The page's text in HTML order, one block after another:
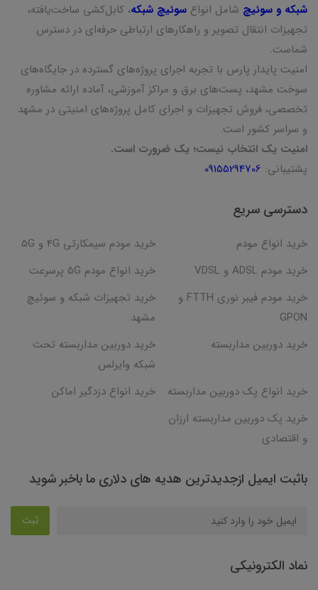
شبکه و سوئیچ شامل انواع سوئیچ شبکه، کابل‌کشی ساخت‌یافته،
تجهیزات انتقال تصویر و راهکارهای ارتباطی حرفه‌ای در دسترس
شماست.
امنیت پایدار پارس با تجربه اجرای پروژه‌های گسترده در جایگاه‌های
سوخت مشهد، پست‌های برق و مراکز آموزشی، آماده ارائه مشاوره
تخصصی، فروش تجهیزات و اجرای کامل پروژه‌های امنیتی در مشهد
و سراسر کشور است.
امنیت یک انتخاب نیست؛ یک ضرورت است.
پشتیبانی: 09155294706
دسترسی سریع
خرید انواع مودم
خرید مودم سیمکارتی 4G و 5G
خرید مودم ADSL و VDSL
خرید انواع مودم 5G پرسرعت
خرید مودم فیبر نوری FTTH و
GPON
خرید تجهیزات شبکه و سوئیچ
مشهد
خرید دوربین مداربسته
خرید دوربین مداربسته تحت
شبکه وایرلس
خرید انواع پک دوربین مداربسته
خرید انواع دزدگیر اماکن
خرید پک دوربین مداربسته ارزان
و اقتصادی
باثبت ایمیل ازجدیدترین هدیه های دلاری ما باخبر شوید
ثبت
نماد الکترونیکی